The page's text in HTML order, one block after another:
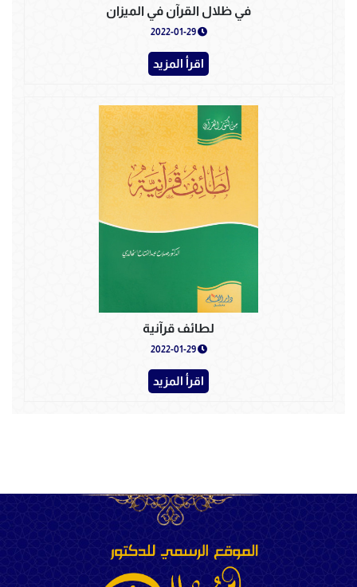
في ظلال القرآن في الميزان
2022-01-29
اقرأ المزيد
لطائف قرآنية
2022-01-29
اقرأ المزيد